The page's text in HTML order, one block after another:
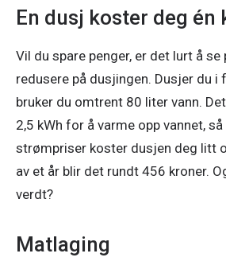
En dusj koster deg én
Vil du spare penger, er det lurt å se
redusere på dusjingen. Dusjer du i
bruker du omtrent 80 liter vann.
2,5 kWh for å varme opp vannet,
strømpriser koster dusjen deg litt
av et år blir det rundt 456 kroner.
verdt?
Matlaging